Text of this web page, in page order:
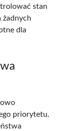
stan
żadnych
dla
priorytetu.